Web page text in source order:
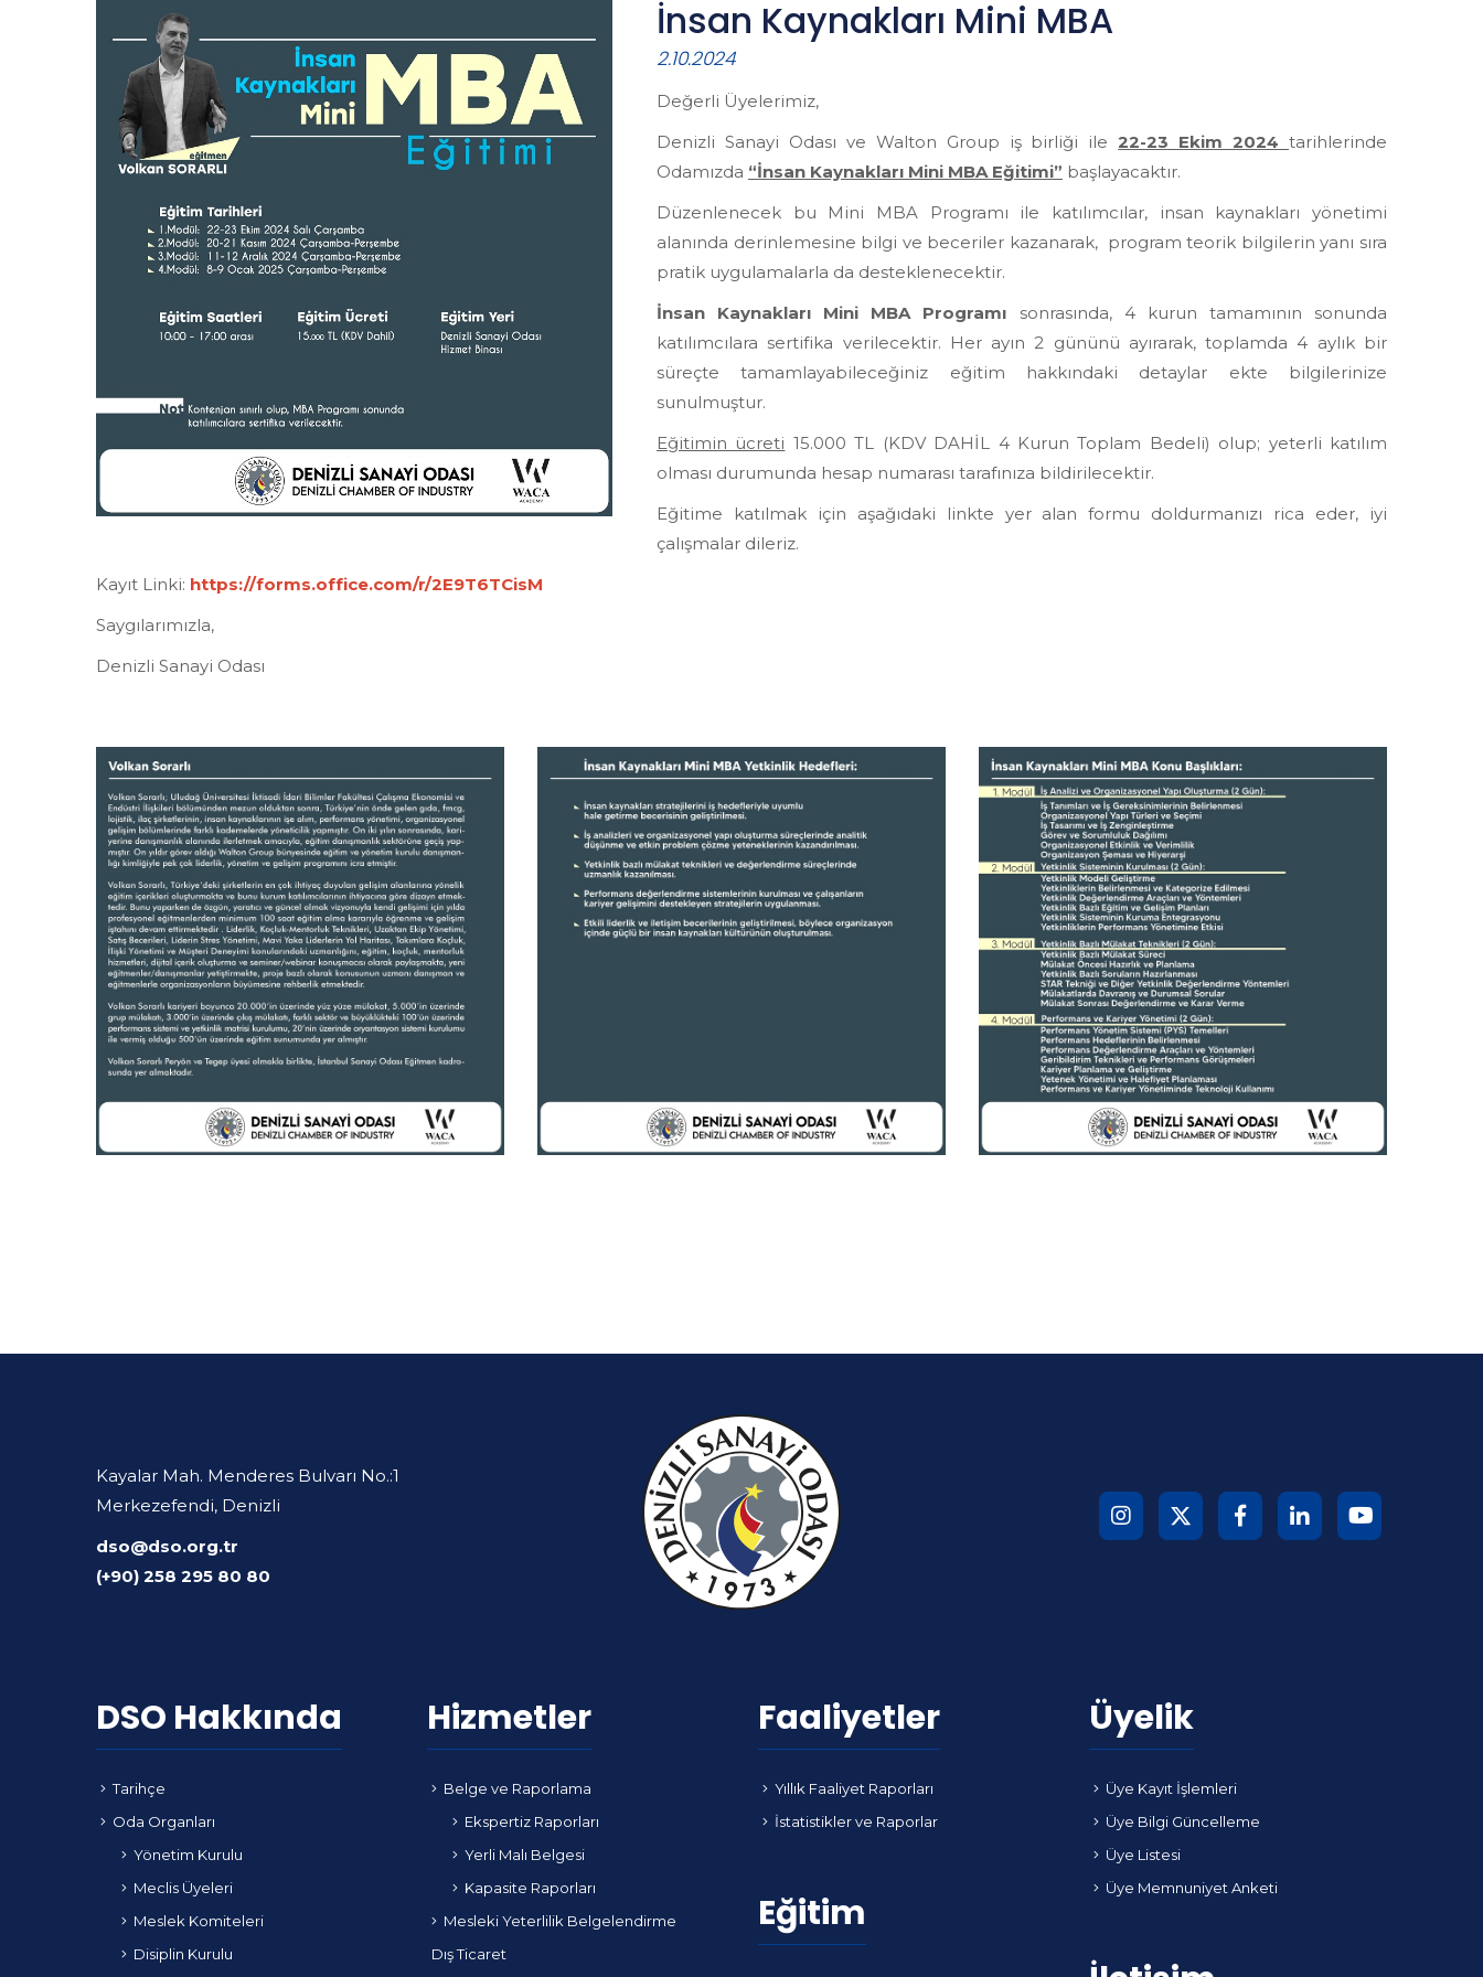
İnsan Kaynakları Mini MBA
2.10.2024
Değerli Üyelerimiz,
Denizli Sanayi Odası ve Walton Group iş birliği ile22-23 Ekim 2024 tarihlerinde
Odamızda “İnsan Kaynakları Mini MBA Eğitimi” başlayacaktır.
Düzenlenecek bu Mini MBA Programı ile katılımcılar, insan kaynakları yönetimi
alanında derinlemesine bilgi ve beceriler kazanarak, program teorik bilgilerin yanı sıra
pratik uygulamalarla da desteklenecektir.
İnsan Kaynakları Mini MBA Programı sonrasında, 4 kurun tamamının sonunda
katılımcılara sertifika verilecektir. Her ayın 2 gününü ayırarak, toplamda 4 aylık bir
süreçte tamamlayabileceğiniz eğitim hakkındaki detaylar ekte bilgilerinize
sunulmuştur.
Eğitimin ücreti 15.000 TL (KDV DAHİL 4 Kurun Toplam Bedeli) olup; yeterli katılım
olması durumunda hesap numarası tarafınıza bildirilecektir.
Eğitime katılmak için aşağıdaki linkte yer alan formu doldurmanızı rica eder, iyi
çalışmalar dileriz.
Kayıt Linki: https://forms.office.com/r/2E9T6TCisM
Saygılarımızla,
Denizli Sanayi Odası
Kayalar Mah. Menderes Bulvarı No.:1
Merkezefendi, Denizli
dso@dso.org.tr
(+90) 258 295 80 80
DSO Hakkında
Tarihçe
Oda Organları
Yönetim Kurulu
Meclis Üyeleri
Meslek Komiteleri
Disiplin Kurulu
Hizmetler
Belge ve Raporlama
Ekspertiz Raporları
Yerli Malı Belgesi
Kapasite Raporları
Mesleki Yeterlilik Belgelendirme
Dış Ticaret
Faaliyetler
Yıllık Faaliyet Raporları
İstatistikler ve Raporlar
Eğitim
Üyelik
Üye Kayıt İşlemleri
Üye Bilgi Güncelleme
Üye Listesi
Üye Memnuniyet Anketi